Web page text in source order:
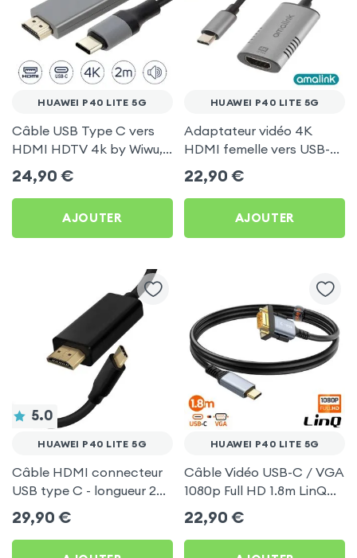
HUAWEI P40 LITE 5G
Câble USB Type C vers
HDMI HDTV 4k by Wiwu,
2 mètres - Noir pour
Huawei P40 Lite 5G
24,90 €
AJOUTER
HUAWEI P40 LITE 5G
Adaptateur vidéo 4K
HDMI femelle vers USB-C
mâle pour Huawei P40
Lite 5G
22,90 €
AJOUTER
5.0
HUAWEI P40 LITE 5G
Câble HDMI connecteur
USB type C - longueur 2
mètres pour Huawei P40
Lite 5G
29,90 €
HUAWEI P40 LITE 5G
Câble Vidéo USB-C / VGA
1080p Full HD 1.8m LinQ
pour Huawei P40 Lite 5G
22,90 €